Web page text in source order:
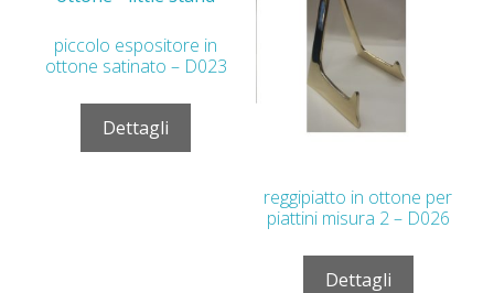
piccolo espositore in
ottone satinato – D023
Dettagli
reggipiatto in ottone per
piattini misura 2 – D026
Dettagli